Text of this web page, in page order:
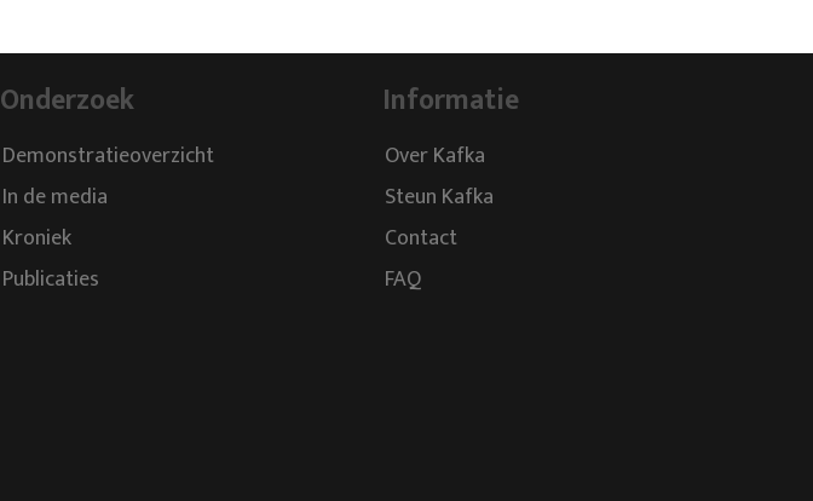
Onderzoek
Demonstratieoverzicht
In de media
Kroniek
Publicaties
Informatie
Over Kafka
Steun Kafka
Contact
FAQ